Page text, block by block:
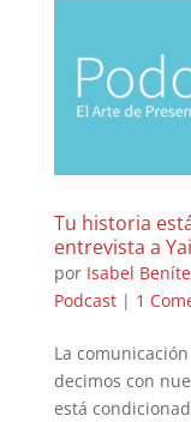
Tu historia
entrevista a
por Isabel
Podcast| 1
La
decimos con
está